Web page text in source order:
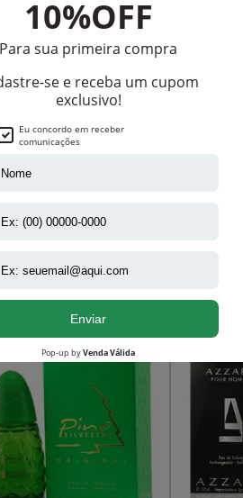
presença com profundidade e
Que viu, viu também